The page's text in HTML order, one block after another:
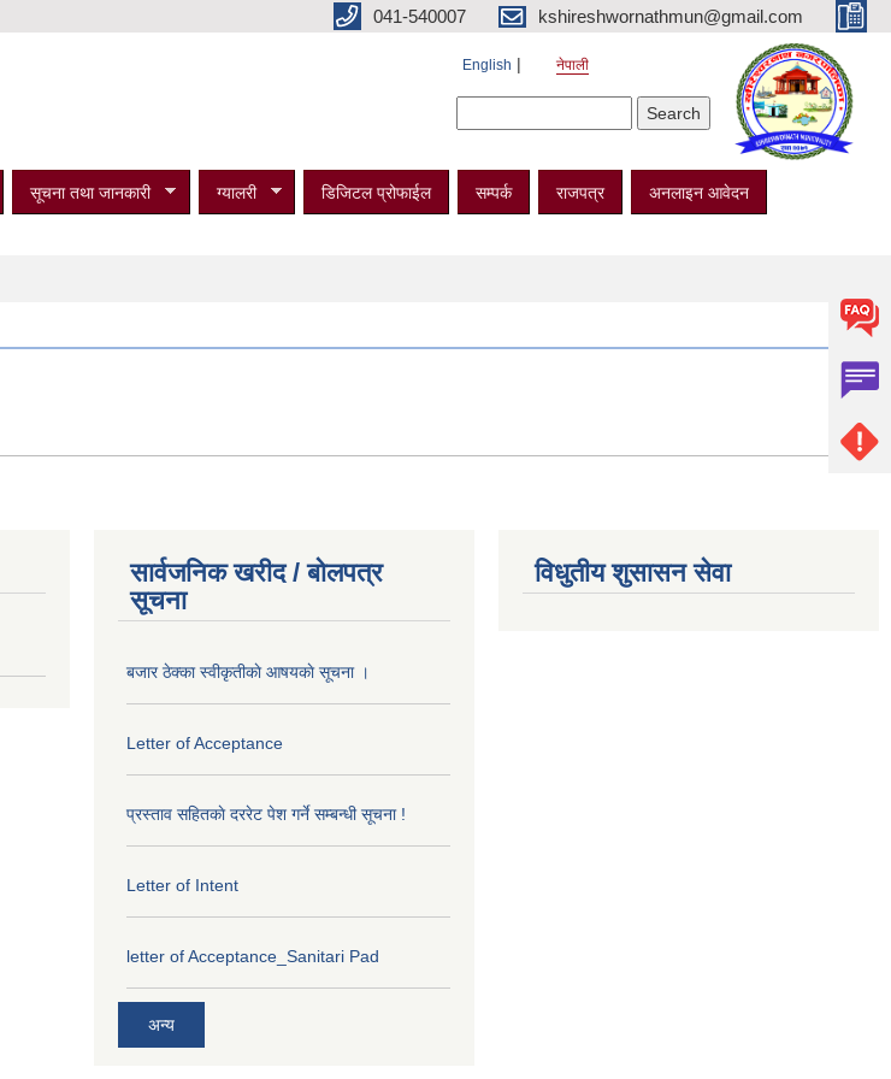
041-540007 kshireshwornathmun@gmail.com
English नेपाली
सूचना तथा जानकारी ग्यालरी डिजिटल प्रोफाईल सम्पर्क राजपत्र अनलाइन आवेदन
सार्वजनिक खरीद / बोलपत्र
सूचना
बजार ठेक्का स्वीकृतीकाे आषयकाे सूचना ।
Letter of Acceptance
प्रस्ताव सहितकाे दररेट पेश गर्ने सम्बन्धी सूचना !
Letter of Intent
letter of Acceptance_Sanitari Pad
अन्य
विधुतीय शुसासन सेवा